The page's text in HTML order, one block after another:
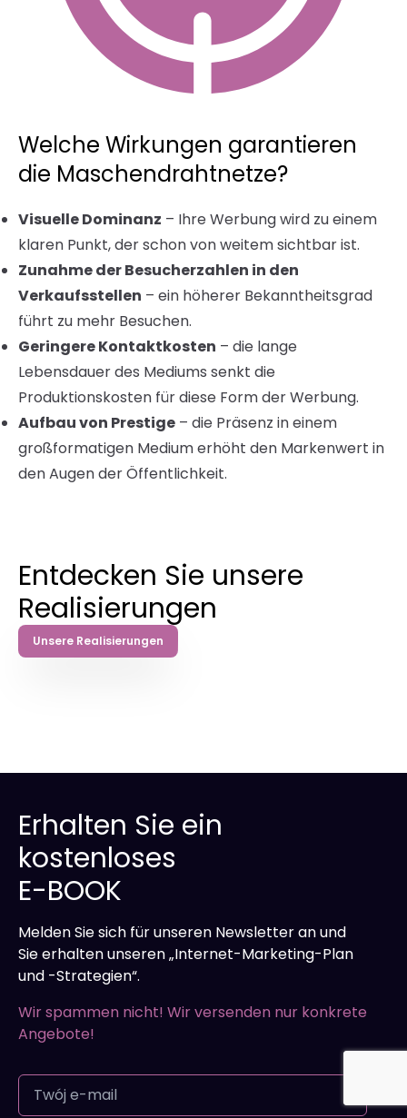
Welche Wirkungen garantieren
die Maschendrahtnetze?
Visuelle Dominanz – Ihre Werbung wird zu einem
klaren Punkt, der schon von weitem sichtbar ist.
Zunahme der Besucherzahlen in den
Verkaufsstellen – ein höherer Bekanntheitsgrad
führt zu mehr Besuchen.
Geringere Kontaktkosten – die lange
Lebensdauer des Mediums senkt die
Produktionskosten für diese Form der Werbung.
Aufbau von Prestige – die Präsenz in einem
großformatigen Medium erhöht den Markenwert in
den Augen der Öffentlichkeit.
Entdecken Sie unsere
Realisierungen
Unsere Realisierungen
Erhalten Sie ein
kostenloses
E-BOOK
Melden Sie sich für unseren Newsletter an und
Sie erhalten unseren „Internet-Marketing-Plan
und -Strategien“.
Wir spammen nicht! Wir versenden nur konkrete
Angebote!